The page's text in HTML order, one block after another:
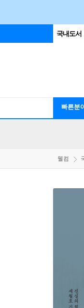
국내도서
빠른분
웰컴